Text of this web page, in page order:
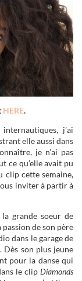
HERE.
j’ai
elle aussi dans
je n’ai pas
ce qu’elle avait pu
clip cette semaine,
inviter à partir à
grande soeur de
de son père
dans le garage de
Dès son plus jeune
pour la danse qui
le clipDiamonds